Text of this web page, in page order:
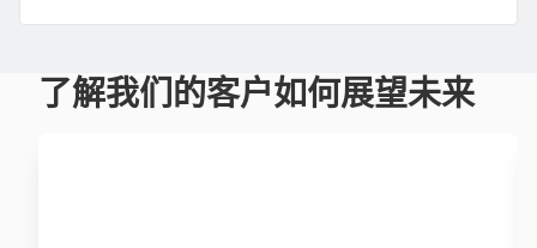
了解我们的客户如何展望未来